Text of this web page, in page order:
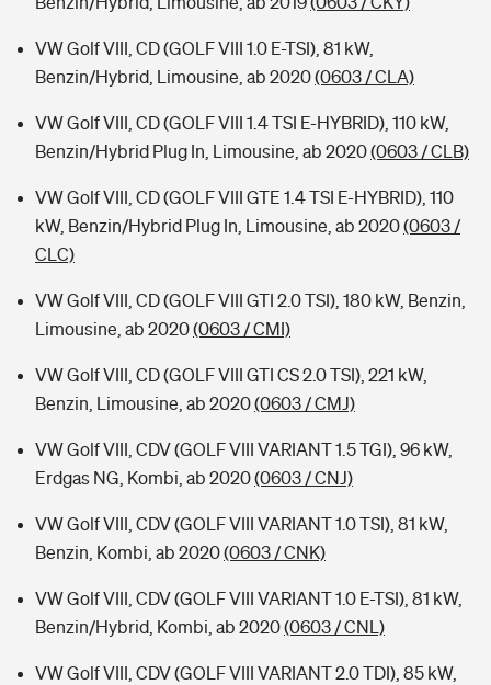
VW Golf VIII, CD (GOLF VIII 1.0 E-TSI), 81 kW,
Benzin/Hybrid, Limousine, ab 2020(0603 / CLA)
VW Golf VIII, CD (GOLF VIII 1.4 TSI E-HYBRID), 110 kW,
Benzin/Hybrid Plug In, Limousine, ab 2020(0603 / CLB)
VW Golf VIII, CD (GOLF VIII GTE 1.4 TSI E-HYBRID), 110
kW, Benzin/Hybrid Plug In, Limousine, ab 2020(0603 /
CLC)
VW Golf VIII, CD (GOLF VIII GTI 2.0 TSI), 180 kW, Benzin,
Limousine, ab 2020(0603 / CMI)
VW Golf VIII, CD (GOLF VIII GTI CS 2.0 TSI), 221 kW,
Benzin, Limousine, ab 2020(0603 / CMJ)
VW Golf VIII, CDV (GOLF VIII VARIANT 1.5 TGI), 96 kW,
Erdgas NG, Kombi, ab 2020(0603 / CNJ)
VW Golf VIII, CDV (GOLF VIII VARIANT 1.0 TSI), 81 kW,
Benzin, Kombi, ab 2020(0603 / CNK)
VW Golf VIII, CDV (GOLF VIII VARIANT 1.0 E-TSI), 81 kW,
Benzin/Hybrid, Kombi, ab 2020(0603 / CNL)
VW Golf VIII, CDV (GOLF VIII VARIANT 2.0 TDI), 85 kW,